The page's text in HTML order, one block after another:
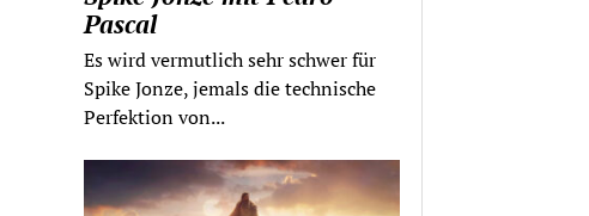
Pascal
Es wird vermutlich sehr schwer für
Spike Jonze, jemals die technische
Perfektion von...